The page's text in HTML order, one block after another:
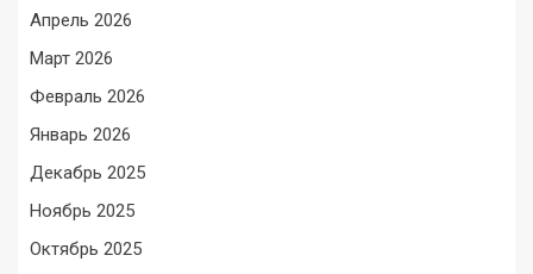
Апрель 2026
Март 2026
Февраль 2026
Январь 2026
Декабрь 2025
Ноябрь 2025
Октябрь 2025